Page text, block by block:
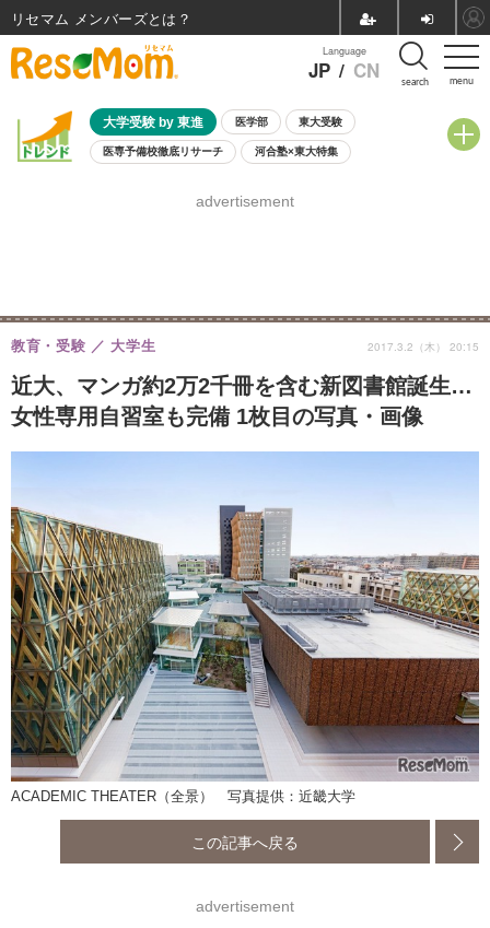
menu
Language
JP / CN search
大学受験 by 東進 医学部 東大受験
医専予備校徹底リサーチ 河合塾×東大特集
8月開催学校説明会・相談会
advertisement
近大、マンガ約2万2千冊を含む新図書館誕生…
女性専用自習室も完備 1枚目の写真・画像
教育・受験 大学生 2017.3.2（木） 20:15
ACADEMIC THEATER（全景） 写真提供：近畿大学
この記事へ戻る
advertisement
リセマム メンバーズ